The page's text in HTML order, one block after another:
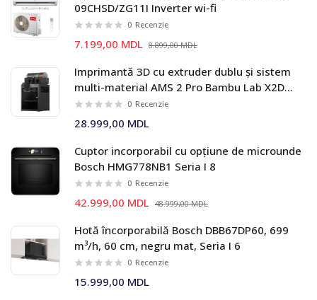
09CHSD/ZG11I Inverter wi-fi
0 Recenzie
7.199,00 MDL 8.899,00 MDL
Imprimantă 3D cu extruder dublu și sistem
multi-material AMS 2 Pro Bambu Lab X2D
Combo
0 Recenzie
28.999,00 MDL
Cuptor incorporabil cu opțiune de microunde
Bosch HMG778NB1 Seria I 8
0 Recenzie
42.999,00 MDL 48.999,00 MDL
Hotă încorporabilă Bosch DBB67DP60, 699
m³/h, 60 cm, negru mat, Seria I 6
0 Recenzie
15.999,00 MDL